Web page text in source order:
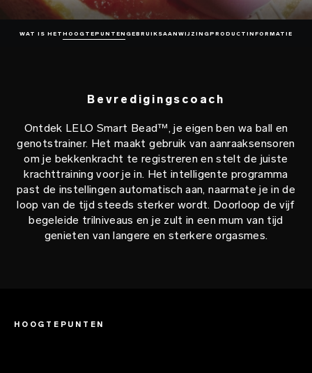
WAT IS HET HOOGTEPUNTEN GEBRUIKSAANWIJZINGPRODUCTINFORMATIE
Bevredigingscoach
Ontdek LELO Smart Bead™, je eigen ben wa ball en
genotstrainer. Het maakt gebruik van aanraaksensoren
om je bekkenkracht te registreren en stelt de juiste
krachttraining voor je in. Het intelligente programma
past de instellingen automatisch aan, naarmate je in de
loop van de tijd steeds sterker wordt. Doorloop de vijf
begeleide trilniveaus en je zult in een mum van tijd
genieten van langere en sterkere orgasmes.
HOOGTEPUNTEN